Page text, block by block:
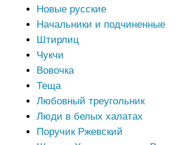
Новые русские
Начальники и подчиненные
Штирлиц
Чукчи
Вовочка
Теща
Любовный треугольник
Люди в белых халатах
Поручик Ржевский